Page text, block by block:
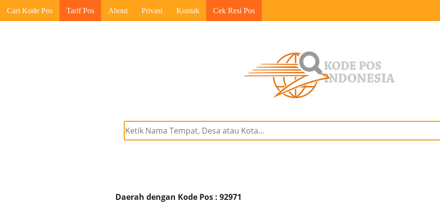
Cari Kode Pos Tarif Pos About Privasi Kontak Cek Resi Pos
Daerah dengan Kode Pos : 92971